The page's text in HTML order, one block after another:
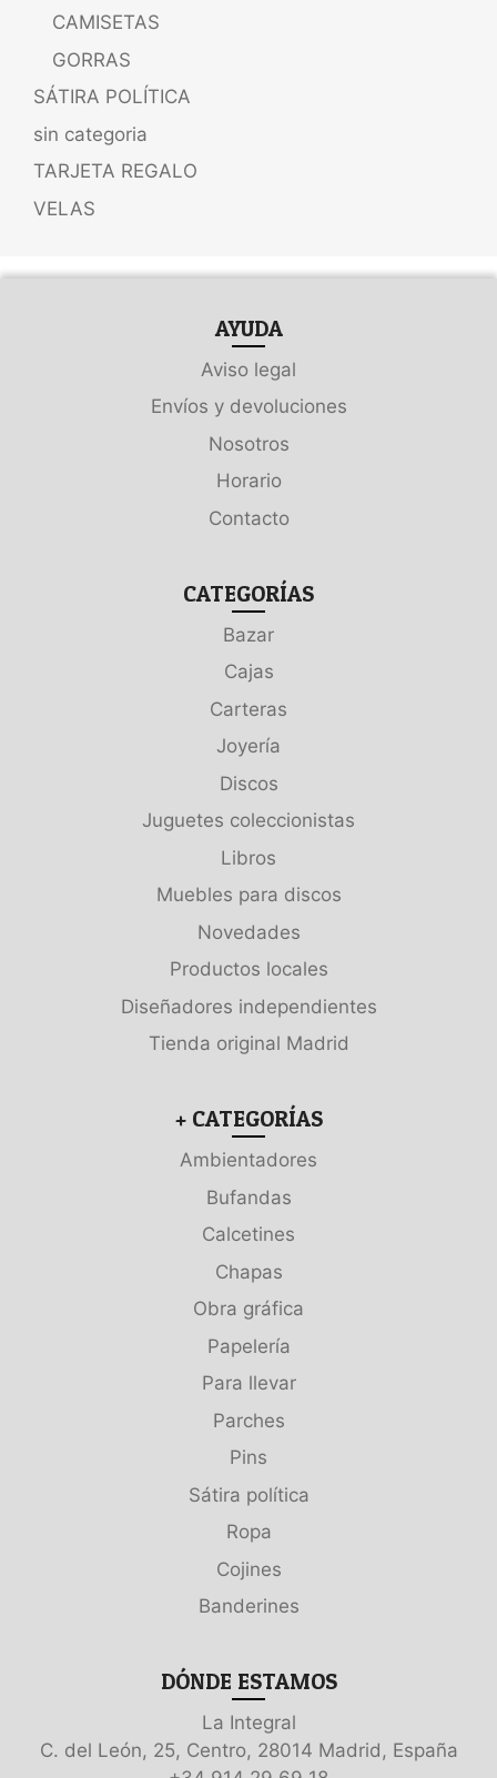
CAMISETAS
GORRAS
SÁTIRA POLÍTICA
sin categoria
TARJETA REGALO
VELAS
AYUDA
Aviso legal
Envíos y devoluciones
Nosotros
Horario
Contacto
CATEGORÍAS
Bazar
Cajas
Carteras
Joyería
Discos
Juguetes coleccionistas
Libros
Muebles para discos
Novedades
Productos locales
Diseñadores independientes
Tienda original Madrid
+ CATEGORÍAS
Ambientadores
Bufandas
Calcetines
Chapas
Obra gráfica
Papelería
Para llevar
Parches
Pins
Sátira política
Ropa
Cojines
Banderines
DÓNDE ESTAMOS
La Integral
C. del León, 25, Centro, 28014 Madrid, España